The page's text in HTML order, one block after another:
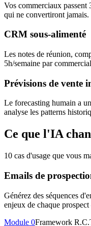
Vos commerciaux passent
qui ne convertiront
CRM sous-alimenté
Les notes de réunion,
5h/semaine par
Prévisions de vente
Le forecasting humain a
analyse les patterns
Ce que l'IA
10 cas d'usage que vous
Emails de
Générez des séquences
enjeux de chaque
Module 0Framework